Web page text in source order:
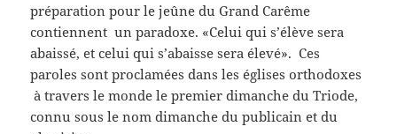
préparation pour le jeûne du Grand Carême
contiennent un paradoxe. «Celui qui s’élève sera
abaissé, et celui qui s’abaisse sera élevé». Ces
paroles sont proclamées dans les églises orthodoxes
à travers le monde le premier dimanche du Triode,
connu sous le nom dimanche du publicain et du